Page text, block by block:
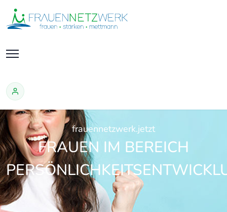
frauennetzwerk.jetzt
FRAUEN IM BEREICH